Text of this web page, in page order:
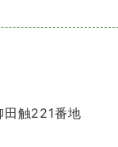
触221番地